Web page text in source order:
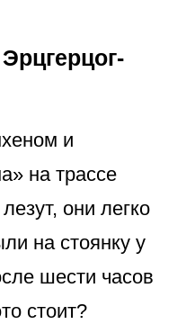
и
на трассе
они легко
на стоянку у
шести часов
стоит?